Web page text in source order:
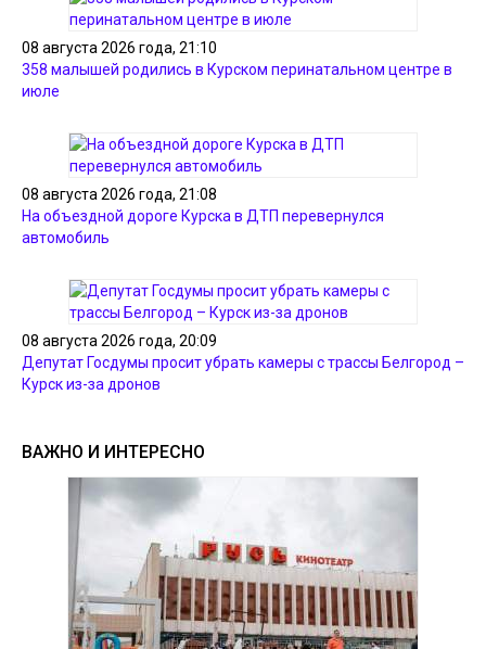
08 августа 2026 года, 21:10
358 малышей родились в Курском перинатальном центре в
июле
08 августа 2026 года, 21:08
На объездной дороге Курска в ДТП перевернулся
автомобиль
08 августа 2026 года, 20:09
Депутат Госдумы просит убрать камеры с трассы Белгород –
Курск из-за дронов
ВАЖНО И ИНТЕРЕСНО